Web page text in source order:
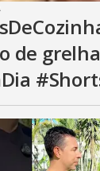
de